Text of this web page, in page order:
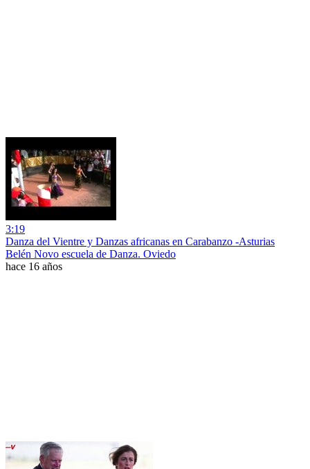
3:19
Danza del Vientre y Danzas africanas en Carabanzo -Asturias
Belén Novo escuela de Danza. Oviedo
hace 16 años